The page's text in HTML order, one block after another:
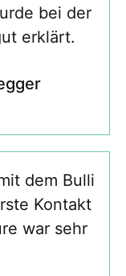
bei der
erklärt.
dem Bulli
Kontakt
war sehr